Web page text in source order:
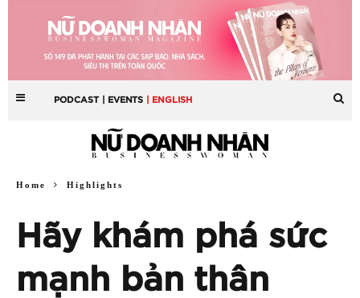
PODCAST | EVENTS | ENGLISH
Home Highlights
Hãy khám phá sức
mạnh bản thân